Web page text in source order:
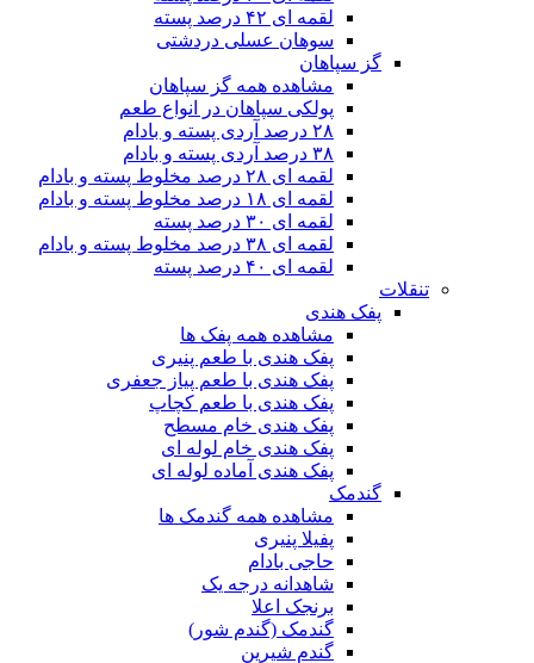
لقمه ای ۴۲ درصد پسته
سوهان عسلی دردشتی
گز سپاهان
مشاهده همه گز سپاهان
پولکی سپاهان در انواع طعم
۲۸ درصد آردی پسته و بادام
۳۸ درصد آردی پسته و بادام
لقمه ای ۲۸ درصد مخلوط پسته و بادام
لقمه ای ۱۸ درصد مخلوط پسته و بادام
لقمه ای ۳۰ درصد پسته
لقمه ای ۳۸ درصد مخلوط پسته و بادام
لقمه ای ۴۰ درصد پسته
تنقلات
پفک هندی
مشاهده همه پفک ها
پفک هندی با طعم پنیری
پفک هندی با طعم پیاز جعفری
پفک هندی با طعم کچاپ
پفک هندی خام مسطح
پفک هندی خام لوله ای
پفک هندی آماده لوله ای
گندمک
مشاهده همه گندمک ها
پفیلا پنیری
حاجی بادام
شاهدانه درجه یک
برنجک اعلا
گندمک (گندم شور)
گندم شیرین